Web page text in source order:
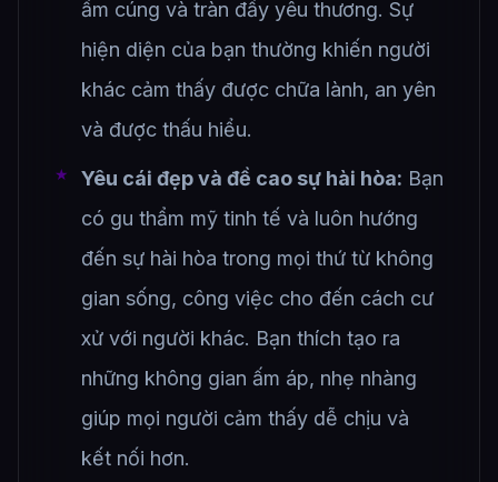
ấm cúng và tràn đầy yêu thương. Sự
hiện diện của bạn thường khiến người
khác cảm thấy được chữa lành, an yên
và được thấu hiểu.
Yêu cái đẹp và đề cao sự hài hòa: Bạn
có gu thẩm mỹ tinh tế và luôn hướng
đến sự hài hòa trong mọi thứ từ không
gian sống, công việc cho đến cách cư
xử với người khác. Bạn thích tạo ra
những không gian ấm áp, nhẹ nhàng
giúp mọi người cảm thấy dễ chịu và
kết nối hơn.